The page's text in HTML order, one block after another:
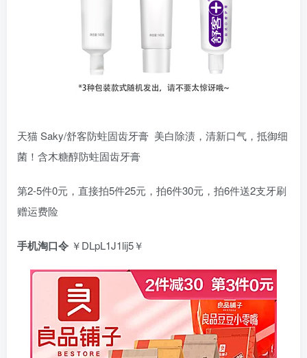
天猫 Saky/舒客防蛀固齿牙膏 美白除渍，清新口气，抵御细
菌！含木糖醇防蛀固齿牙膏
第2-5件0元，直接拍5件25元，拍6件30元，拍6件送2支牙刷
赠运费险
手机淘口令 ￥DLpL1J1lij5￥